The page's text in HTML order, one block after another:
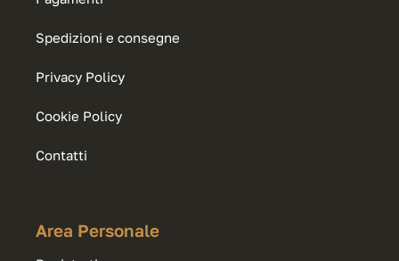
Spedizioni e consegne
Privacy Policy
Cookie Policy
Contatti
Area Personale